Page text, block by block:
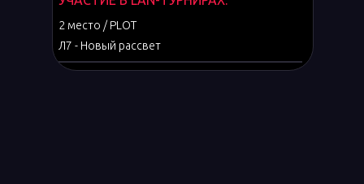
Л7 - Новый рассвет
2 место / PLOT